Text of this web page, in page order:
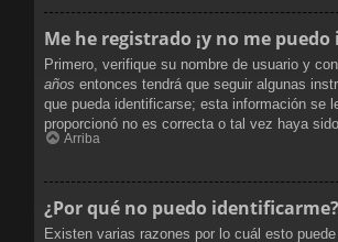
Me he registrado ¡y no me
Primero, verifique su nombre de usuario y
años entonces tendrá que seguir algunas
que pueda identificarse; esta información se
proporcionó no es correcta o tal vez haya
Arriba
¿Por qué no puedo identificarme?
Existen varias razones por lo cuál esto